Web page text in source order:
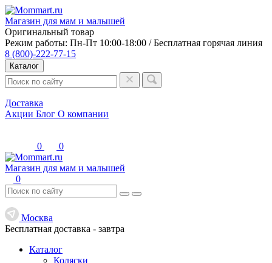
Магазин для мам и малышей
Оригинальный товар
Режим работы: Пн-Пт 10:00-18:00 / Бесплатная горячая линия
8 (800)-222-77-15
Каталог
Доставка
Акции Блог О компании
0 0
Магазин для мам и малышей
0
Москва
Бесплатная доставка - завтра
Каталог
Коляски